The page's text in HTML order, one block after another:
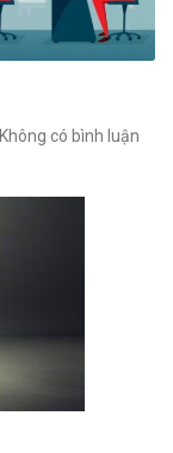
Không có bình luận